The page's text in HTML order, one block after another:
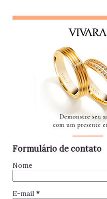
e está sempre metida em
raramente contribuem para
foque no seu trabalho.
Formulário de contato
Nome
E-mail *